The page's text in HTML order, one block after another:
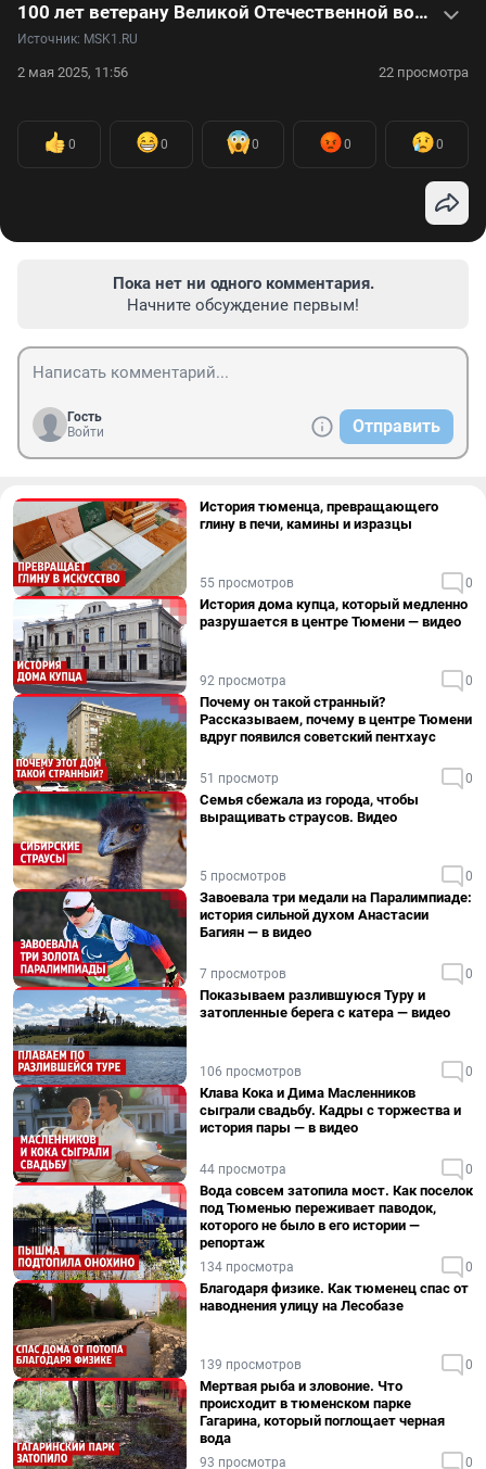
100 лет ветерану Великой Отечественной войны
Источник: MSK1.RU
2 мая 2025, 11:56 22 просмотра
0 0 0 0 0
Пока нет ни одного комментария.
Начните обсуждение первым!
Гость
Войти
Отправить
История тюменца, превращающего
глину в печи, камины и изразцы
55 просмотров 0
История дома купца, который медленно
разрушается в центре Тюмени — видео
92 просмотра 0
Почему он такой странный?
Рассказываем, почему в центре Тюмени
вдруг появился советский пентхаус
51 просмотр 0
Семья сбежала из города, чтобы
выращивать страусов. Видео
5 просмотров 0
Завоевала три медали на Паралимпиаде:
история сильной духом Анастасии
Багиян — в видео
7 просмотров 0
Показываем разлившуюся Туру и
затопленные берега с катера — видео
106 просмотров 0
Клава Кока и Дима Масленников
сыграли свадьбу. Кадры с торжества и
история пары — в видео
44 просмотра 0
Вода совсем затопила мост. Как поселок
под Тюменью переживает паводок,
которого не было в его истории —
репортаж
134 просмотра 0
Благодаря физике. Как тюменец спас от
наводнения улицу на Лесобазе
139 просмотров 0
Мертвая рыба и зловоние. Что
происходит в тюменском парке
Гагарина, который поглощает черная
вода
93 просмотра 0